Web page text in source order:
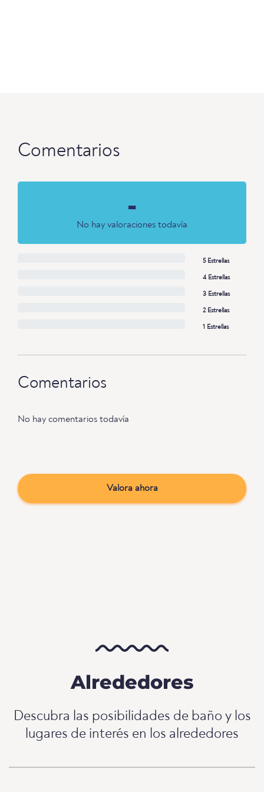
Comentarios
-
No hay valoraciones todavía
5 Estrellas
4 Estrellas
3 Estrellas
2 Estrellas
1 Estrellas
Comentarios
No hay comentarios todavía
Valora ahora
Alrededores
Descubra las posibilidades de baño y los
lugares de interés en los alrededores